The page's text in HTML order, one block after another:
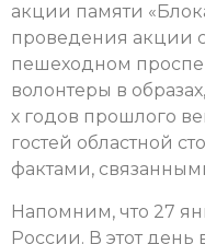
акции памяти
проведения акции
пешеходном
волонтеры в
х годов прошлого
гостей областной
фактами,
Напомним, что 27
России. В этот день